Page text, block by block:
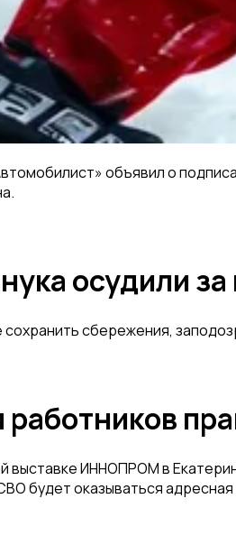
объявил о
осудили
сбережения,
ИННОПРОМ в
будет оказываться